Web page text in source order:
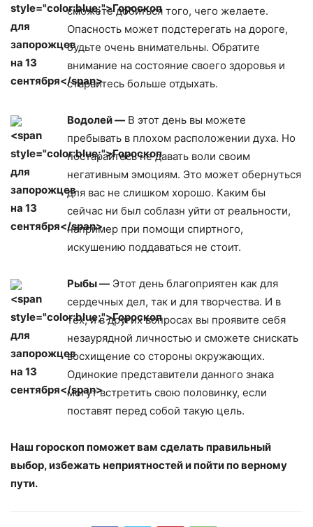
сможете добиться того, чего желаете.
Опасность может подстерегать на дороге,
будьте очень внимательны. Обратите
внимание на состояние своего здоровья и
старайтесь больше отдыхать.
Водолей — В этот день вы можете
пребывать в плохом расположении духа. Но
постарайтесь не давать воли своим
негативным эмоциям. Это может обернуться
для вас не слишком хорошо. Каким бы
сейчас ни был соблазн уйти от реальности,
например при помощи спиртного,
искушению поддаваться не стоит.
Рыбы — Этот день благоприятен как для
сердечных дел, так и для творчества. И в
тех, и в других вопросах вы проявите себя
незаурядной личностью и сможете снискать
восхищение со стороны окружающих.
Одинокие представители данного знака
могут встретить свою половинку, если
поставят перед собой такую цель.
Наш гороскоп поможет вам сделать правильный
выбор, избежать неприятностей и пойти по верному
пути.